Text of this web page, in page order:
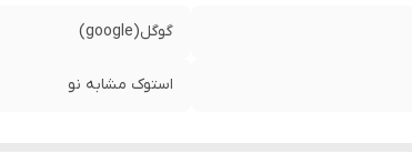
گوگل(google)
استوک مشابه نو